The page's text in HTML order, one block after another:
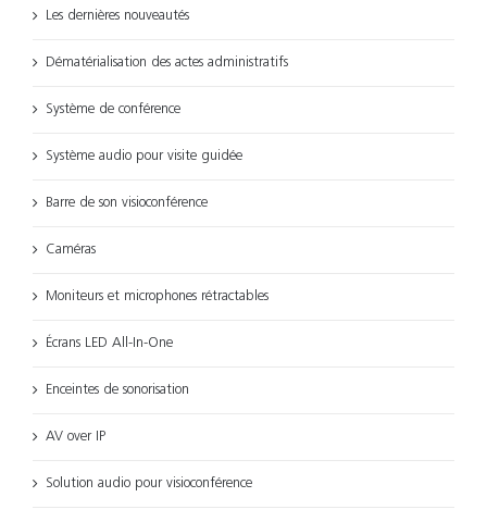
Les dernières nouveautés
Dématérialisation des actes administratifs
Système de conférence
Système audio pour visite guidée
Barre de son visioconférence
Caméras
Moniteurs et microphones rétractables
Écrans LED All-In-One
Enceintes de sonorisation
AV over IP
Solution audio pour visioconférence